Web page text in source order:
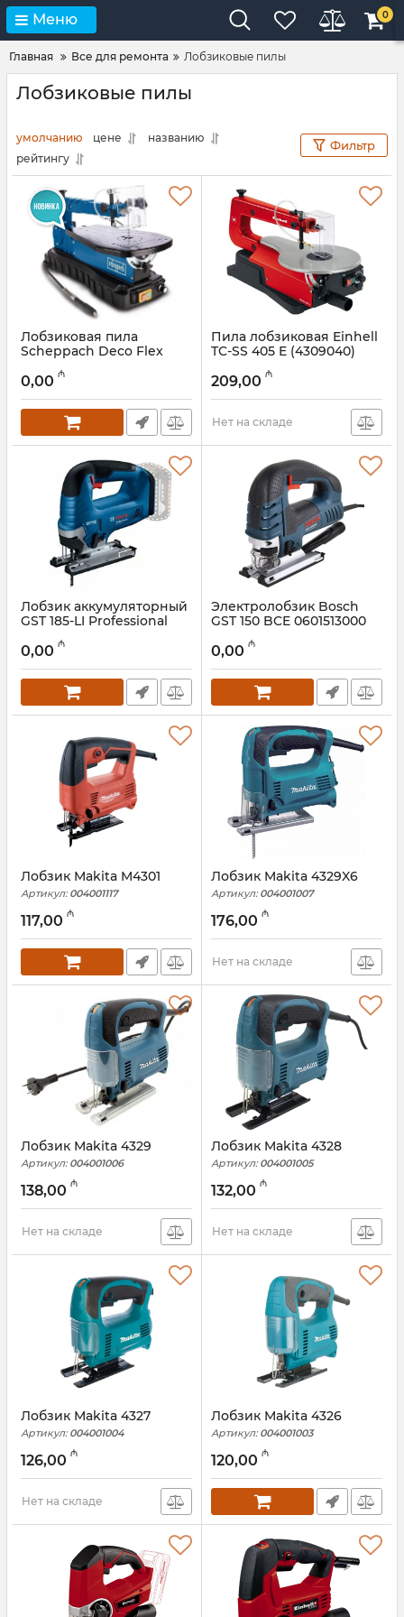
Меню 0
Главная Все для ремонта Лобзиковые пилы
Лобзиковые пилы
умолчанию цене
названию
рейтингу
Фильтр
Лобзиковая пила
Scheppach Deco Flex
Артикул:
0,00 ₼
Пила лобзиковая Einhell
TC-SS 405 E (4309040)
017008025
209,00 ₼
Нет на складе
Лобзик аккумуляторный
GST 185-LI Professional
Артикул:
0,00 ₼
Электролобзик Bosch
GST 150 BCE 0601513000
Артикул:
0,00 ₼
Лобзик Makita M4301
Артикул: 004001117
117,00 ₼
Лобзик Makita 4329X6
Артикул: 004001007
176,00 ₼
Нет на складе
Лобзик Makita 4329
Артикул: 004001006
138,00 ₼
Нет на складе
Лобзик Makita 4328
Артикул: 004001005
132,00 ₼
Нет на складе
Лобзик Makita 4327
Артикул: 004001004
126,00 ₼
Нет на складе
Лобзик Makita 4326
Артикул: 004001003
120,00 ₼